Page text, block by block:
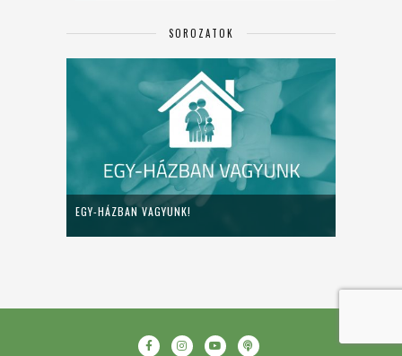
SOROZATOK
EGY-HÁZBAN VAGYUNK!